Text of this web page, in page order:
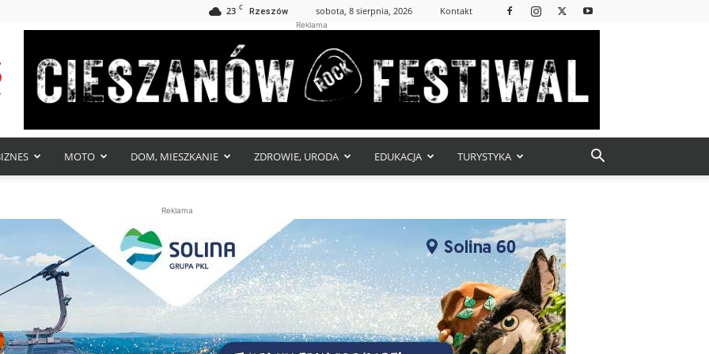
23 C Rzeszów sobota, 8 sierpnia, 2026 Kontakt
Reklama
MOTO DOM, MIESZKANIE ZDROWIE, URODA EDUKACJA TURYSTYKA
Reklama